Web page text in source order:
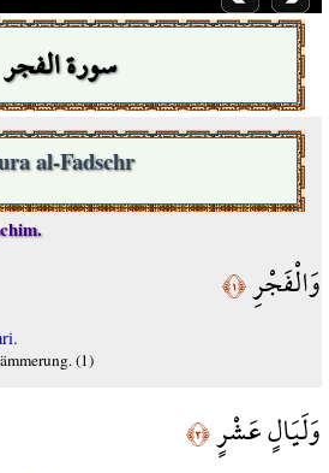
سورة الفجر
al-Fadschr
وَالْفَجْرِ﴿١﴾
(1)
وَلَيَالٍ عَشْرٍ﴿٢﴾